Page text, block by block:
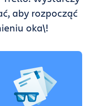
aby rozpocząć
oka\!